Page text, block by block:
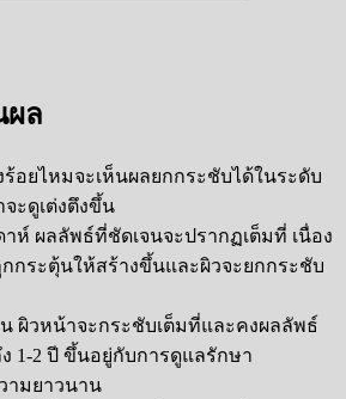
ผล
อยไหมจะเห็นผลยกกระชับได้ในระดับ
ะดูเต่งตึงขึ้น
าห์ ผลลัพธ์ที่ชัดเจนจะปรากฏเต็มที่ เนื่อง
กระตุ้นให้สร้างขึ้นและผิวจะยกกระชับ
น ผิวหน้าจะกระชับเต็มที่และคงผลลัพธ์
1-2 ปี ขึ้นอยู่กับการดูแลรักษา
ามยาวนาน